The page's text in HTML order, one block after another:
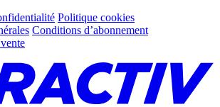
Politique cookies
Conditions d’abonnement